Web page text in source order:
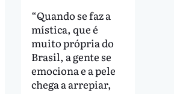
“Quando se faz a
mística, que é
muito própria do
Brasil, a gente se
emociona e a pele
chega a arrepiar,